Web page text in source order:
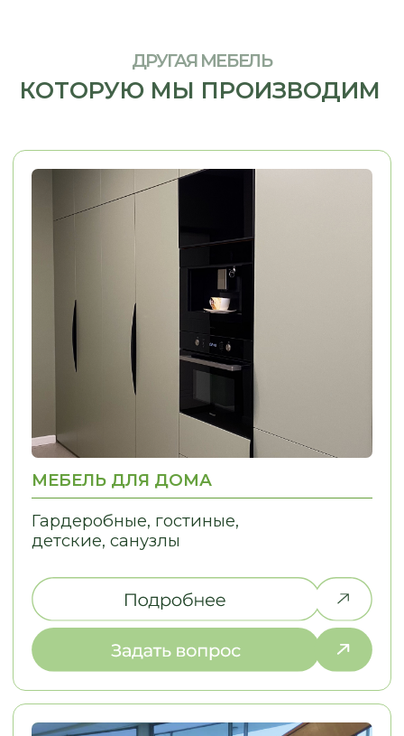
Дайте нам знать, и мы найдем
решение для вашей идеи!
ЧТО ИСКАЛИ?
Рабочие места, мебель для
кабинетов, зоны ресепшн
С НАМИ УДОБНО — МЫ
ПРЕВРАЩАЕМ СЛОЖНЫЕ ДЛЯ ВАС